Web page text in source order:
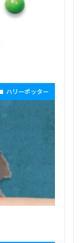
ハリーポッター